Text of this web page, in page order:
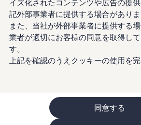
イズ化されたコンテンツや広告の提
記外部事業者に提供する場合がありま
また、当社が外部事業者に提供する
業者が適切にお客様の同意を取得し
す。
上記を確認のうえクッキーの使用を完
同意する
Golf Touran
T-Roc
T-Roc R
フォルクスワーゲンマガジン
キャンペーン/イベント
レビュー動画
オファー
Golf お乗り換えを10万
Tiguan 購入後、5年間